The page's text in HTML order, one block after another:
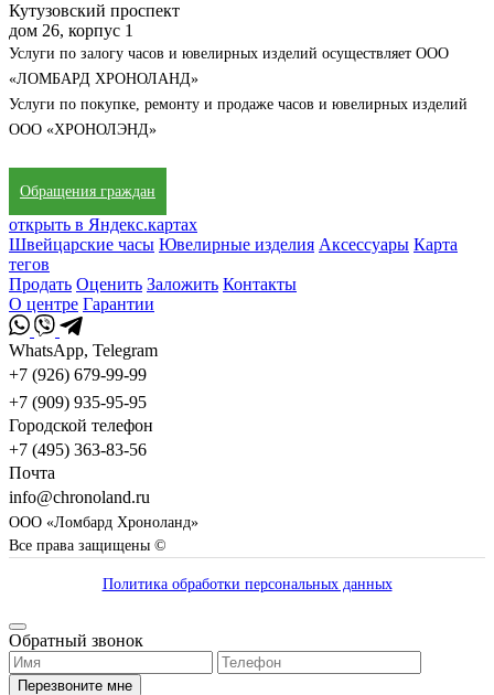
Кутузовский проспект
дом 26, корпус 1
Услуги по залогу часов и ювелирных изделий осуществляет ООО
«ЛОМБАРД ХРОНОЛАНД»
Услуги по покупке, ремонту и продаже часов и ювелирных изделий
ООО «ХРОНОЛЭНД»
Обращения граждан
открыть в Яндекс.картах
Швейцарские часы Ювелирные изделия Аксессуары Карта
тегов
Продать Оценить Заложить Контакты
О центре Гарантии
WhatsApp, Telegram
+7 (926) 679-99-99
+7 (909) 935-95-95
Городской телефон
+7 (495) 363-83-56
Почта
info@chronoland.ru
ООО «Ломбард Хроноланд»
Все права защищены ©
Политика обработки персональных данных
Обратный звонок
Перезвоните мне